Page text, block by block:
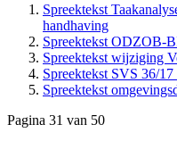
Spreektekst
handhaving
Spreektekst ODZOB-
Spreektekst wijziging
Spreektekst SVS 36/
Spreektekst
Pagina 31 van 50